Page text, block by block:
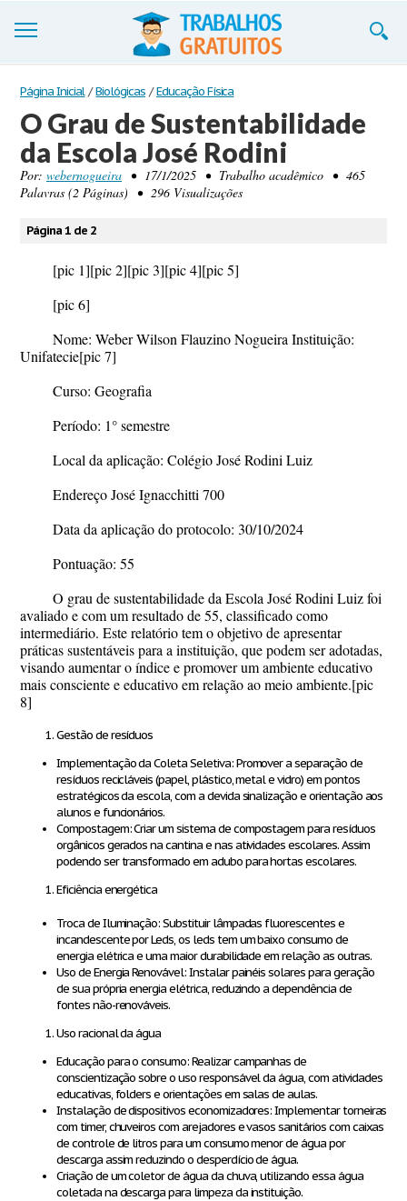
Trabalhos
Cadastre-se
Entre
Blog
Contate-nos
Página Inicial / Biológicas / Educação Física
O Grau de Sustentabilidade
da Escola José Rodini
Por: webernogueira • 17/1/2025 • Trabalho acadêmico • 465
Palavras (2 Páginas) • 296 Visualizações
Página 1 de 2
[pic 1][pic 2][pic 3][pic 4][pic 5]
[pic 6]
Nome: Weber Wilson Flauzino Nogueira Instituição:
Unifatecie[pic 7]
Curso: Geografia
Período: 1° semestre
Local da aplicação: Colégio José Rodini Luiz
Endereço José Ignacchitti 700
Data da aplicação do protocolo: 30/10/2024
Pontuação: 55
O grau de sustentabilidade da Escola José Rodini Luiz foi
avaliado e com um resultado de 55, classificado como
intermediário. Este relatório tem o objetivo de apresentar
práticas sustentáveis para a instituição, que podem ser adotadas,
visando aumentar o índice e promover um ambiente educativo
mais consciente e educativo em relação ao meio ambiente.[pic
8]
Gestão de resíduos
Implementação da Coleta Seletiva: Promover a separação de
resíduos recicláveis (papel, plástico, metal e vidro) em pontos
estratégicos da escola, com a devida sinalização e orientação aos
alunos e funcionários.
Compostagem: Criar um sistema de compostagem para resíduos
orgânicos gerados na cantina e nas atividades escolares. Assim
podendo ser transformado em adubo para hortas escolares.
Eficiência energética
Troca de Iluminação: Substituir lâmpadas fluorescentes e
incandescente por Leds, os leds tem um baixo consumo de
energia elétrica e uma maior durabilidade em relação as outras.
Uso de Energia Renovável: Instalar painéis solares para geração
de sua própria energia elétrica, reduzindo a dependência de
fontes não-renováveis.
Uso racional da água
Educação para o consumo: Realizar campanhas de
conscientização sobre o uso responsável da água, com atividades
educativas, folders e orientações em salas de aulas.
Instalação de dispositivos economizadores: Implementar torneiras
com timer, chuveiros com arejadores e vasos sanitários com caixas
de controle de litros para um consumo menor de água por
descarga assim reduzindo o desperdício de água.
Criação de um coletor de água da chuva, utilizando essa água
coletada na descarga para limpeza da instituição.